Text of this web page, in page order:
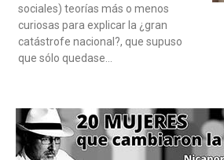
sociales) teorías más o menos
curiosas para explicar la ¿gran
catástrofe nacional?, que supuso
que sólo quedase…